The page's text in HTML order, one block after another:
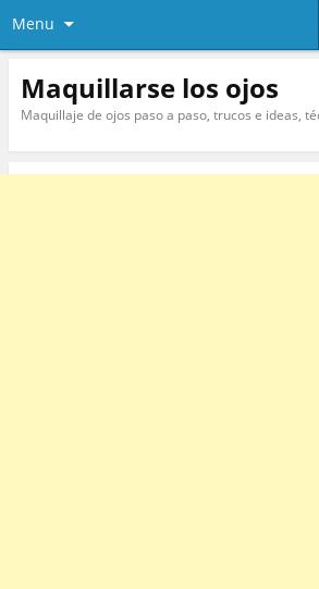
Menu
Maquillarse los ojos
Maquillaje de ojos paso a paso, trucos e ideas,